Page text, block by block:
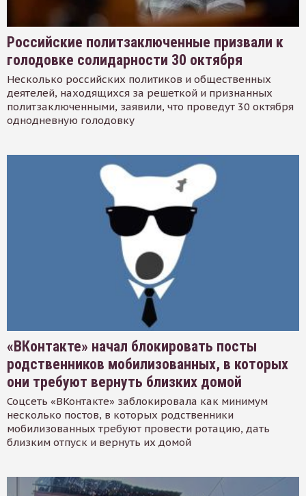
Российские политзаключенные призвали к
голодовке солидарности 30 октября
Несколько российских политиков и общественных
деятелей, находящихся за решеткой и признанных
политзаключенными, заявили, что проведут 30 октября
однодневную голодовку
«ВКонтакте» начал блокировать посты
родственников мобилизованных, в которых
они требуют вернуть близких домой
Соцсеть «ВКонтакте» заблокировала как минимум
несколько постов, в которых родственники
мобилизованных требуют провести ротацию, дать
близким отпуск и вернуть их домой